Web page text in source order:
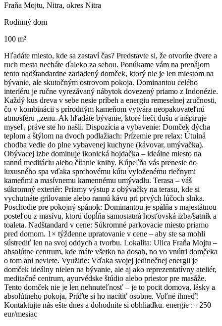
Fraňa Mojtu, Nitra, okres Nitra
Rodinný dom
100 m²
Hľadáte miesto, kde sa zastaví čas? Predstavte si, že otvoríte dvere a
ruch mesta necháte ďaleko za sebou. Ponúkame vám na prenájom
tento nadštandardne zariadený domček, ktorý nie je len miestom na
bývanie, ale skutočným ostrovom pokoja. Dominantou celého
interiéru je ručne vyrezávaný nábytok dovezený priamo z Indonézie.
Každý kus dreva v sebe nesie príbeh a energiu remeselnej zručnosti,
čo v kombinácii s prírodným kameňom vytvára neopakovateľnú
atmosféru „zenu. Ak hľadáte bývanie, ktoré lieči dušu a inšpiruje
myseľ, práve ste ho našli. Dispozícia a vybavenie: Domček dýcha
teplom a štýlom na dvoch podlažiach: Prízemie pre relax: Útulná
chodba vedie do plne vybavenej kuchyne (kávovar, umývačka).
Obývacej izbe dominuje ikonická hojdačka – ideálne miesto na
rannú meditáciu alebo čítanie knihy. Kúpeľňa vás prenesie do
luxusného spa vďaka sprchovému kútu vyloženému riečnymi
kameňmi a masívnemu kamennému umývadlu. Terasa – váš
súkromný exteriér: Priamy výstup z obývačky na terasu, kde si
vychutnáte grilovanie alebo rannú kávu pri prvých lúčoch slnka.
Poschodie pre pokojný spánok: Dominantou je spálňa s majestátnou
posteľou z masívu, ktorú dopĺňa samostatná hosťovská izba/šatník a
toaleta. Nadštandard v cene: Súkromné parkovacie miesto priamo
pred domom. 1× týždenne upratovanie v cene – aby ste sa mohli
sústrediť len na svoj oddych a tvorbu. Lokalita: Ulica Fraňa Mojtu –
absolútne centrum, kde máte všetko na dosah, no vo vnútri domčeka
o tom ani neviete. Využitie: Vďaka svojej jedinečnej energii je
domček ideálny nielen na bývanie, ale aj ako reprezentatívny ateliér,
meditačné centrum, ayurvédske štúdio alebo priestor pre masáže.
Tento domček nie je len nehnuteľnosť – je to pocit domova, lásky a
absolútneho pokoja. Príďte si ho nacítiť osobne. Voľné ihneď!
Kontaktujte nás ešte dnes a dohodnite si obhliadku. energie : +250
eur/mesiac